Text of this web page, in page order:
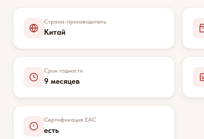
Страна-производитель
Китай
Срок годности
9 месяцев
Сертификация EAC
есть